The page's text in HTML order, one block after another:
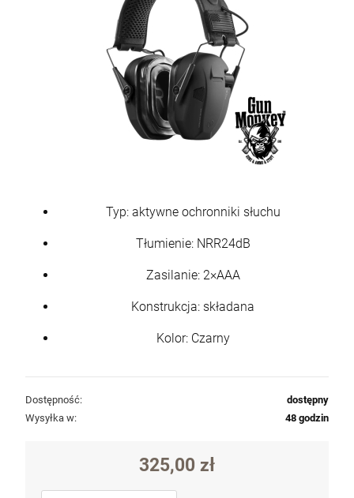
Typ: aktywne ochronniki słuchu
Tłumienie: NRR24dB
Zasilanie: 2×AAA
Konstrukcja: składana
Kolor: Czarny
Dostępność:
dostępny
Wysyłka w:
48 godzin
325,00 zł